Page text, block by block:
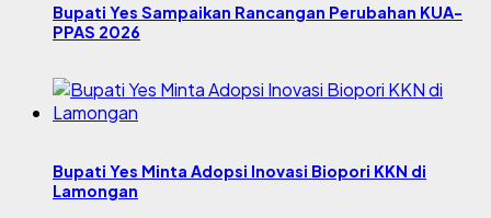
Bupati Yes Sampaikan Rancangan Perubahan KUA-
PPAS 2026
Bupati Yes Minta Adopsi Inovasi Biopori KKN di
Lamongan